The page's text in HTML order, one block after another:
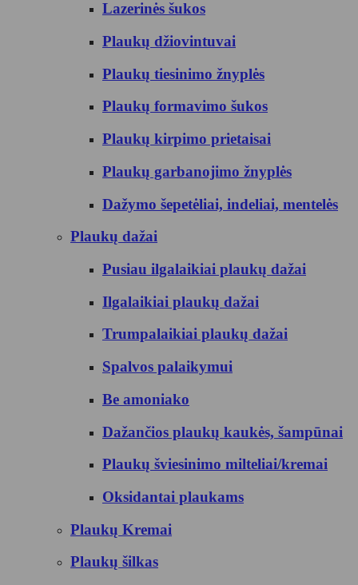
Lazerinės šukos
Plaukų džiovintuvai
Plaukų tiesinimo žnyplės
Plaukų formavimo šukos
Plaukų kirpimo prietaisai
Plaukų garbanojimo žnyplės
Dažymo šepetėliai, indeliai, mentelės
Plaukų dažai
Pusiau ilgalaikiai plaukų dažai
Ilgalaikiai plaukų dažai
Trumpalaikiai plaukų dažai
Spalvos palaikymui
Be amoniako
Dažančios plaukų kaukės, šampūnai
Plaukų šviesinimo milteliai/kremai
Oksidantai plaukams
Plaukų Kremai
Plaukų šilkas